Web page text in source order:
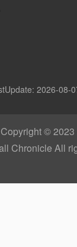
2026-08-
Copyright © 2023
Chronicle All